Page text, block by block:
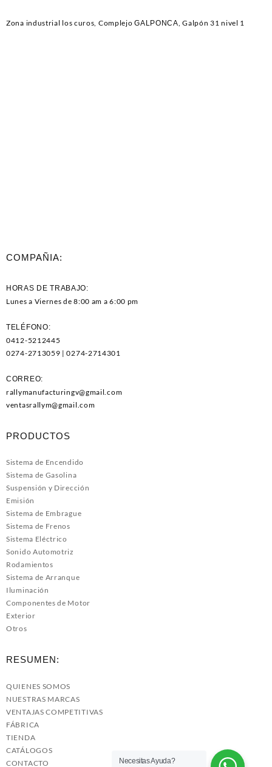
Zona industrial los curos, ComplejoGALPONCA, Galpón 31 nivel 1
COMPAÑIA:
HORAS DE TRABAJO:
Lunes a Viernes de 8:00 am a 6:00 pm
TELÉFONO:
0412-5212445
0274-2713059 | 0274-2714301
CORREO:
rallymanufacturingv@gmail.com
ventasrallym@gmail.com
PRODUCTOS
Sistema de Encendido
Sistema de Gasolina
Suspensión y Dirección
Emisión
Sistema de Embrague
Sistema de Frenos
Sistema Eléctrico
Sonido Automotriz
Rodamientos
Sistema de Arranque
Iluminación
Componentes de Motor
Exterior
Otros
RESUMEN:
QUIENES SOMOS
NUESTRAS MARCAS
VENTAJAS COMPETITIVAS
FÁBRICA
TIENDA
CATÁLOGOS
CONTACTO
Necesitas Ayuda?